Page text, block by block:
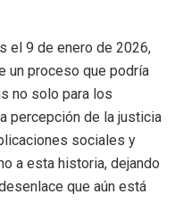
el 9 de enero de 2026,
un proceso que podría
no solo para los
percepción de la justicia
sociales y
a esta historia, dejando
que aún está